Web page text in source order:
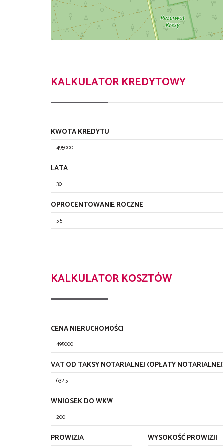
KALKULATOR KREDYTOWY
KWOTA KREDYTU
LATA
OPROCENTOWANIE ROCZNE
KALKULATOR KOSZTÓW
CENA NIERUCHOMOŚCI
VAT OD TAKSY NOTARIALNEJ (OPŁATY
WNIOSEK DO WKW
PROWIZJA WYSOKOŚĆ PROWIZJI